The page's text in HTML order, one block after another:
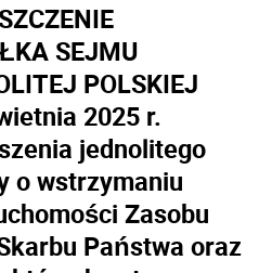
SEJMU
POLSKIEJ
2025 r.
jednolitego
o wstrzymaniu
Zasobu
Państwa oraz